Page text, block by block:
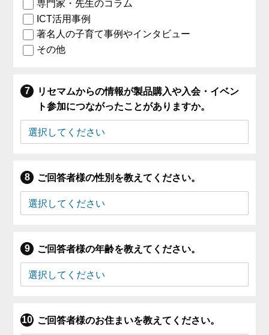
専門家・先生のコラム
ICT活用事例
著名人の子育て事例やインタビュー
その他
リセマムからの情報が製品購入や入会・イベン
ト参加につながったことがありますか。
ご回答者様の性別を教えてください。
ご回答者様の年齢を教えてください。
ご回答者様のお住まいを教えてください。